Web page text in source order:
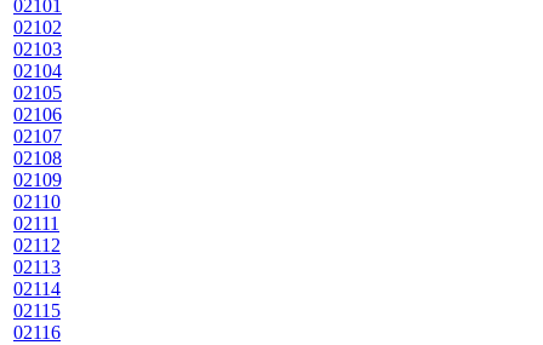
02101
02102
02103
02104
02105
02106
02107
02108
02109
02110
02111
02112
02113
02114
02115
02116